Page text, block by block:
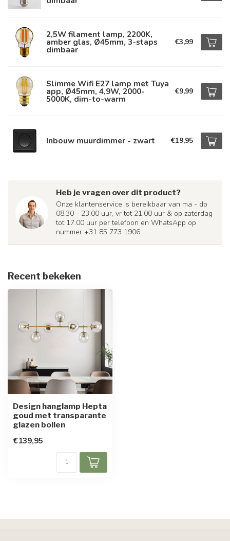
2,5W filament lamp, 2200K,
amber glas, Ø45mm, 3-staps
dimbaar
€3,99
Slimme Wifi E27 lamp met Tuya
app, Ø45mm, 4,9W, 2000-
5000K, dim-to-warm
€9,99
Inbouw muurdimmer - zwart €19,95
Heb je vragen over dit product?
Onze klantenservice is bereikbaar van ma - do
08.30 - 23.00 uur, vr tot 21.00 uur & op zaterdag
tot 17.00 uur per telefoon en WhatsApp op
nummer +31 85 773 1906
Recent bekeken
Design hanglamp Hepta
goud met transparante
glazen bollen
€139,95